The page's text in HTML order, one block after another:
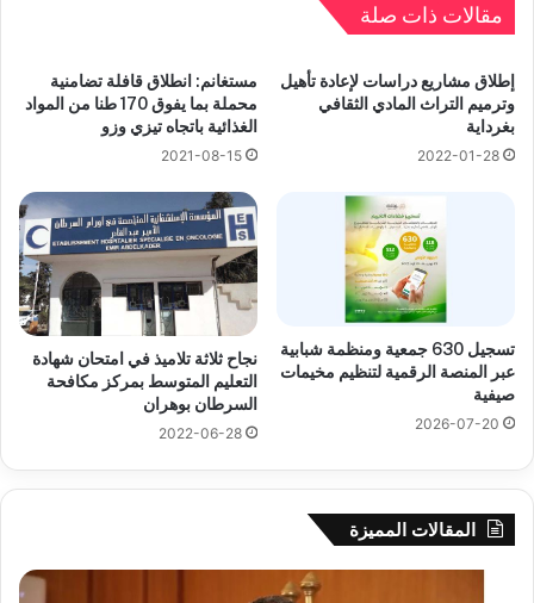
مقالات ذات صلة
إطلاق مشاريع دراسات لإعادة تأهيل
وترميم التراث المادي الثقافي
بغرداية
2022-01-28
مستغانم: انطلاق قافلة تضامنية
محملة بما يفوق 170 طنا من المواد
الغذائية باتجاه تيزي وزو
2021-08-15
تسجيل 630 جمعية ومنظمة شبابية
عبر المنصة الرقمية لتنظيم مخيمات
صيفية
2026-07-20
نجاح ثلاثة تلاميذ في امتحان شهادة
التعليم المتوسط بمركز مكافحة
السرطان بوهران
2022-06-28
المقالات المميزة